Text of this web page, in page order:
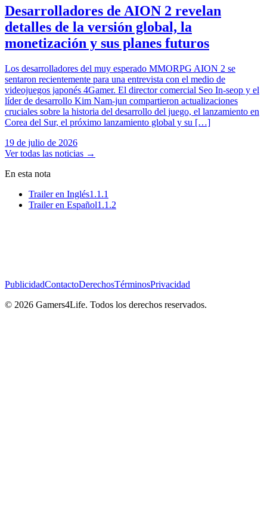
Desarrolladores de AION 2 revelan
detalles de la versión global, la
monetización y sus planes futuros
Los desarrolladores del muy esperado MMORPG AION 2 se
sentaron recientemente para una entrevista con el medio de
videojuegos japonés 4Gamer. El director comercial Seo In-seop y el
líder de desarrollo Kim Nam-jun compartieron actualizaciones
cruciales sobre la historia del desarrollo del juego, el lanzamiento en
Corea del Sur, el próximo lanzamiento global y su […]
19 de julio de 2026
Ver todas las noticias →
En esta nota
Trailer en Inglés1.1.1
Trailer en Español1.1.2
PublicidadContactoDerechosTérminosPrivacidad
© 2026 Gamers4Life. Todos los derechos reservados.